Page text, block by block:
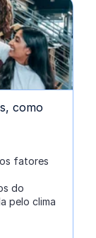
como
fatores
do
pelo clima